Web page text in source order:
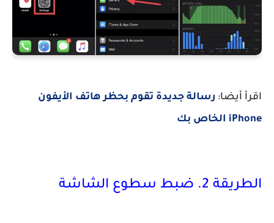
اقرأ أيضا: رسالة جديدة تقوم بحظر هاتف الأيفون
iPhone الخاص بك
الطريقة 2. ضبط سطوع الشاشة